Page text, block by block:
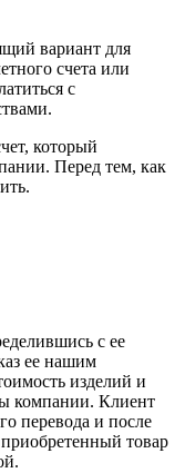
вариант для
счета или
с
который
Перед тем, как
с ее
ее нашим
изделий и
компании. Клиент
перевода и после
товар